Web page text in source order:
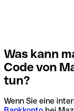
Was kann
Code von
tun?
Wenn Sie eine